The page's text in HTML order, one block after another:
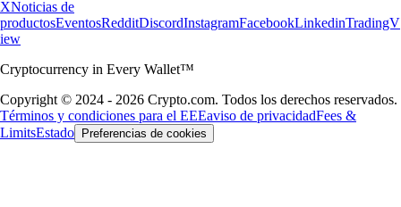
XNoticias de
productosEventosRedditDiscordInstagramFacebookLinkedinTradingV
iew
Cryptocurrency in Every Wallet™
Copyright © 2024 - 2026 Crypto.com. Todos los derechos reservados.
Términos y condiciones para el EEEaviso de privacidadFees &
LimitsEstado Preferencias de cookies